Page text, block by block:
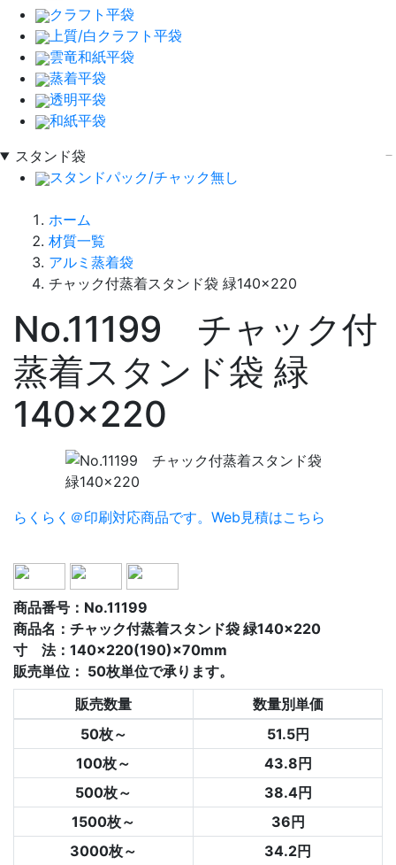
クラフト平袋
上質/白クラフト平袋
雲竜和紙平袋
蒸着平袋
透明平袋
和紙平袋
スタンド袋
スタンドパック/チャック無し
ホーム
材質一覧
アルミ蒸着袋
チャック付蒸着スタンド袋 緑140×220
No.11199 チャック付
蒸着スタンド袋 緑
140×220
らくらく＠印刷対応商品です。 Web見積はこちら
商品番号：No.11199
商品名：チャック付蒸着スタンド袋 緑140×220
寸 法：140×220(190)×70mm
販売単位： 50枚単位で承ります。
販売数量
数量別単価
50枚～
51.5円
100枚～
43.8円
500枚～
38.4円
1500枚～
36円
3000枚～
34.2円